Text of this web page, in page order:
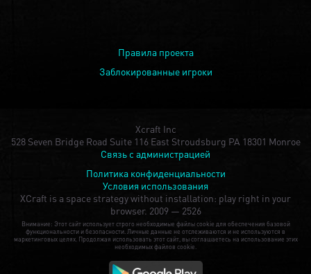
Правила проекта
Заблокированные игроки
Xcraft Inc
528 Seven Bridge Road Suite 116 East Stroudsburg PA 18301 Monroe
Связь с администрацией
Политика конфиденциальности
Условия использования
XCraft is a space strategy without installation: play right in your
browser. 2009 — 2526
Внимание: Этот сайт использует строго необходимые файлы cookie для обеспечения базовой
функциональности и безопасности. Личные данные не отслеживаются и не используются в
маркетинговых целях. Продолжая использовать этот сайт, вы соглашаетесь на использование этих
необходимых файлов cookie.